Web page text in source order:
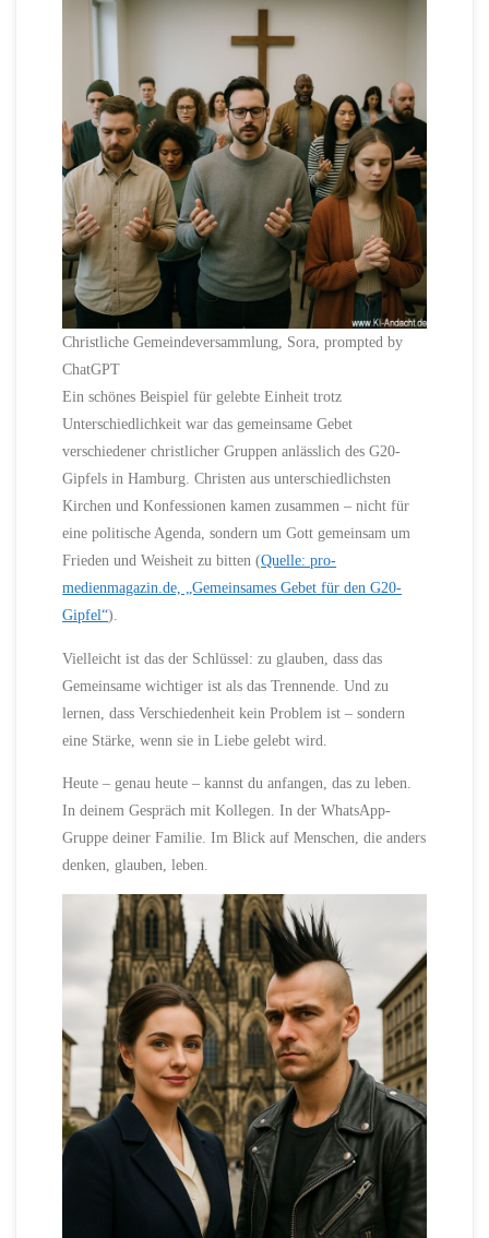
Christliche Gemeindeversammlung, Sora, prompted by
ChatGPT
Ein schönes Beispiel für gelebte Einheit trotz
Unterschiedlichkeit war das gemeinsame Gebet
verschiedener christlicher Gruppen anlässlich des G20-
Gipfels in Hamburg. Christen aus unterschiedlichsten
Kirchen und Konfessionen kamen zusammen – nicht für
eine politische Agenda, sondern um Gott gemeinsam um
Frieden und Weisheit zu bitten (Quelle: pro-
medienmagazin.de, „Gemeinsames Gebet für den G20-
Gipfel“).
Vielleicht ist das der Schlüssel: zu glauben, dass das
Gemeinsame wichtiger ist als das Trennende. Und zu
lernen, dass Verschiedenheit kein Problem ist – sondern
eine Stärke, wenn sie in Liebe gelebt wird.
Heute – genau heute – kannst du anfangen, das zu leben.
In deinem Gespräch mit Kollegen. In der WhatsApp-
Gruppe deiner Familie. Im Blick auf Menschen, die anders
denken, glauben, leben.